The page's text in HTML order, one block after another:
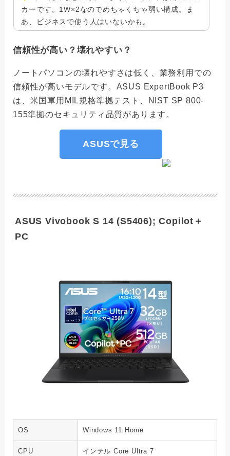
カーです。1W×2なのでめちゃくちゃ弱い構成。ま
あ、ビジネスで使う人はいないかも。
信頼性が高い？壊れやすい？
ノートパソコンの壊れやすさは低く、業務利用での
信頼性が高いモデルです。ASUS ExpertBook P3
は、米国軍用MIL規格準拠テスト、NIST SP 800-
155準拠のセキュリティ品質があります。
ASUSで見る
ASUS Vivobook S 14 (S5406); Copilot＋
PC
OS Windows 11 Home
CPU インテル Core Ultra 7